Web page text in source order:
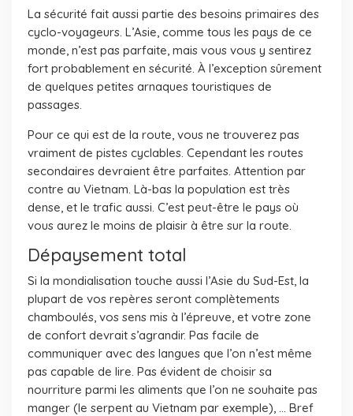
La sécurité fait aussi partie des besoins primaires des
cyclo-voyageurs. L’Asie, comme tous les pays de ce
monde, n’est pas parfaite, mais vous vous y sentirez
fort probablement en sécurité. À l’exception sûrement
de quelques petites arnaques touristiques de
passages.
Pour ce qui est de la route, vous ne trouverez pas
vraiment de pistes cyclables. Cependant les routes
secondaires devraient être parfaites. Attention par
contre au Vietnam. Là-bas la population est très
dense, et le trafic aussi. C’est peut-être le pays où
vous aurez le moins de plaisir à être sur la route.
Dépaysement total
Si la mondialisation touche aussi l’Asie du Sud-Est, la
plupart de vos repères seront complètements
chamboulés, vos sens mis à l’épreuve, et votre zone
de confort devrait s’agrandir. Pas facile de
communiquer avec des langues que l’on n’est même
pas capable de lire. Pas évident de choisir sa
nourriture parmi les aliments que l’on ne souhaite pas
manger (le serpent au Vietnam par exemple), … Bref